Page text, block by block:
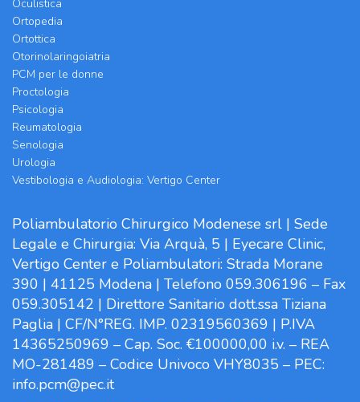
Oculistica
Ortopedia
Ortottica
Otorinolaringoiatria
PCM per le donne
Proctologia
Psicologia
Reumatologia
Senologia
Urologia
Vestibologia e Audiologia: Vertigo Center
Poliambulatorio Chirurgico Modenese srl | Sede
Legale e Chirurgia: Via Arquà, 5 | Eyecare Clinic,
Vertigo Center e Poliambulatori: Strada Morane
390 | 41125 Modena | Telefono 059.306196 – Fax
059.305142 | Direttore Sanitario dott.ssa Tiziana
Paglia | CF/N°REG. IMP. 02319560369 | P.IVA
14365250969 – Cap. Soc. €100000,00 i.v. – REA
MO-281489 – Codice Univoco VHY8035 – PEC:
info.pcm@pec.it